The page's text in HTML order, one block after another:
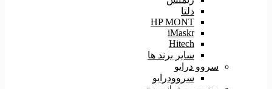
دلتا
HP MONT
iMaskr
Hitech
سایر برند ها
سروو درایو
سروودرایو